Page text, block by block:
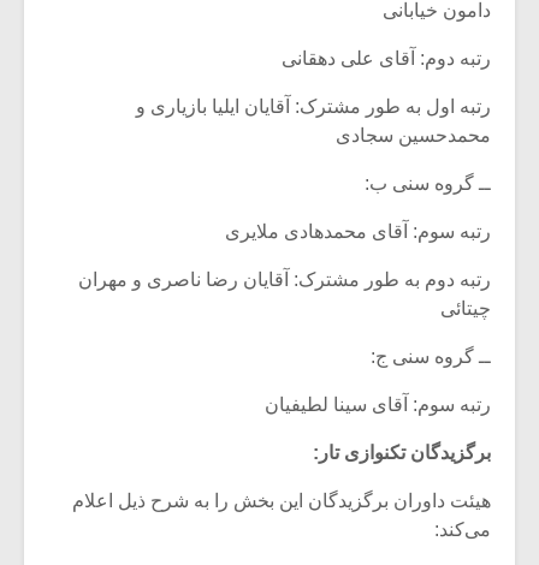
دامون خیابانی
رتبه دوم: آقای علی دهقانی
رتبه اول به طور مشترک: آقایان ایلیا بازیاری و
محمدحسین سجادی
ــ گروه سنی ب:
رتبه سوم: آقای محمدهادی ملایری
رتبه دوم به طور مشترک: آقایان رضا ناصری و مهران
چیتائی
ــ گروه سنی ج:
رتبه سوم: آقای سینا لطیفیان
برگزیدگان تکنوازی تار:
هیئت داوران برگزیدگان این بخش را به شرح ذیل اعلام
می‌کند: